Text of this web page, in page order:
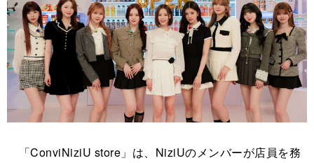
「ConviNiziU store」は、NiziUのメンバーが店員を務